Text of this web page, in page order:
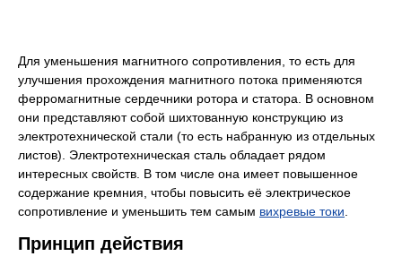
Для уменьшения магнитного сопротивления, то есть для
улучшения прохождения магнитного потока применяются
ферромагнитные сердечники ротора и статора. В основном
они представляют собой шихтованную конструкцию из
электротехнической стали (то есть набранную из отдельных
листов). Электротехническая сталь обладает рядом
интересных свойств. В том числе она имеет повышенное
содержание кремния, чтобы повысить её электрическое
сопротивление и уменьшить тем самым вихревые токи.
Принцип действия